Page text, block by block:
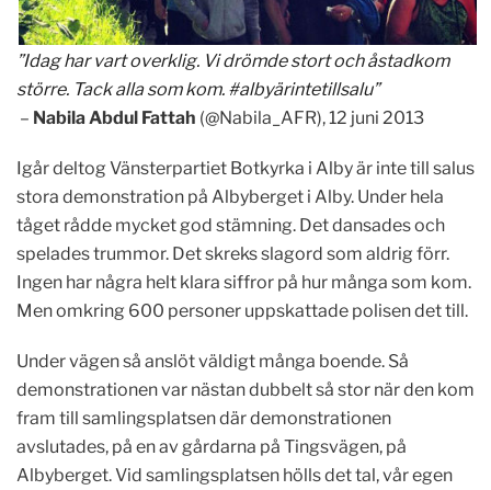
”Idag har vart overklig. Vi drömde stort och åstadkom
större. Tack alla som kom. #albyärintetillsalu”
– Nabila Abdul Fattah (@Nabila_AFR), 12 juni 2013
Igår deltog Vänsterpartiet Botkyrka i Alby är inte till salus
stora demonstration på Albyberget i Alby. Under hela
tåget rådde mycket god stämning. Det dansades och
spelades trummor. Det skreks slagord som aldrig förr.
Ingen har några helt klara siffror på hur många som kom.
Men omkring 600 personer uppskattade polisen det till.
Under vägen så anslöt väldigt många boende. Så
demonstrationen var nästan dubbelt så stor när den kom
fram till samlingsplatsen där demonstrationen
avslutades, på en av gårdarna på Tingsvägen, på
Albyberget. Vid samlingsplatsen hölls det tal, vår egen